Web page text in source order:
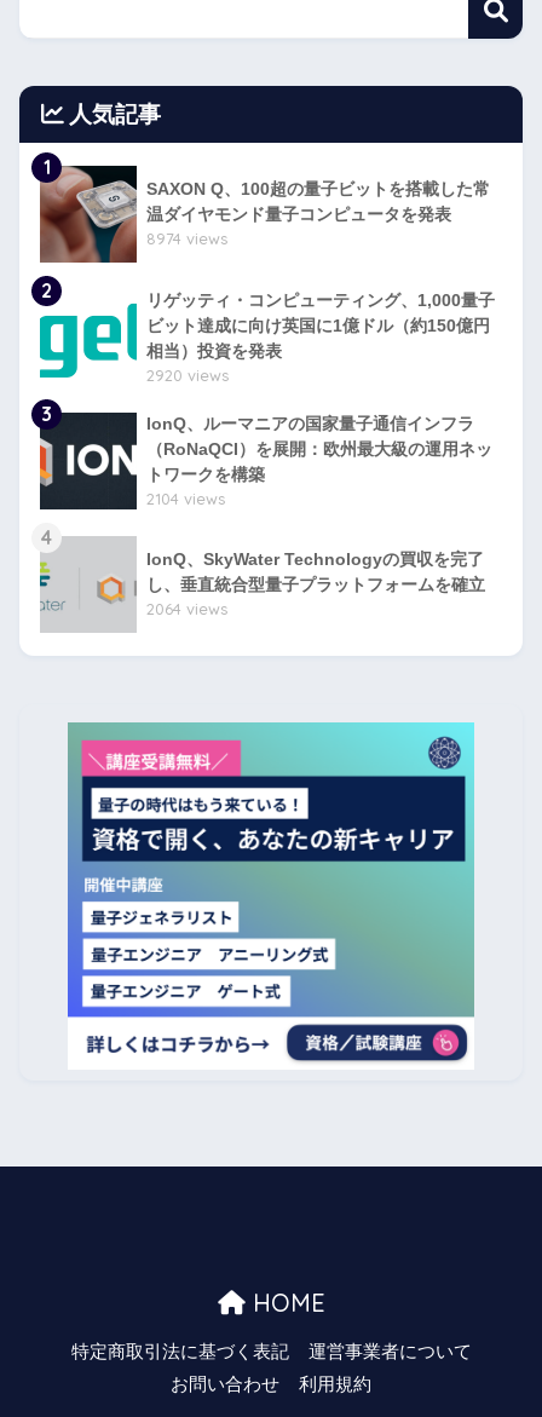
人気記事
1
SAXON Q、100超の量子ビットを搭載した常
温ダイヤモンド量子コンピュータを発表
8974 views
2
リゲッティ・コンピューティング、1,000量子
ビット達成に向け英国に1億ドル（約150億円
相当）投資を発表
2920 views
3
IonQ、ルーマニアの国家量子通信インフラ
（RoNaQCI）を展開：欧州最大級の運用ネッ
トワークを構築
2104 views
4
IonQ、SkyWater Technologyの買収を完了
し、垂直統合型量子プラットフォームを確立
2064 views
HOME
特定商取引法に基づく表記
運営事業者について
お問い合わせ
利用規約